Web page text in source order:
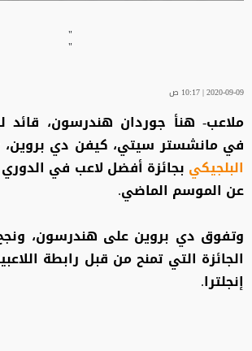
"
"
2020-09-09 | 10:17 ص
ملاعب- هنأ جوردان هندرسون، قائد
في مانشستر سيتي، كيفن دي بروين،
البلجيكي بجائزة أفضل لاعب في الدوري
عن الموسم الماضي.
وتفوق دي بروين على هندرسون،
الجائزة التي تمنح من قبل رابطة
إنجلترا.